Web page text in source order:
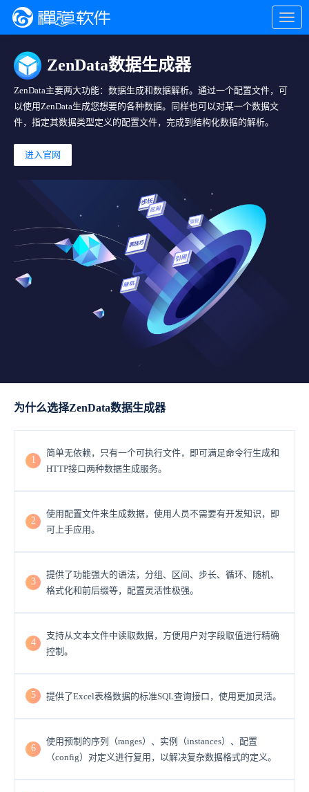
ZenData数据生成器
ZenData主要两大功能：数据生成和数据解析。通过一个配置文件，可
以使用ZenData生成您想要的各种数据。同样也可以对某一个数据文
件，指定其数据类型定义的配置文件，完成到结构化数据的解析。
进入官网
为什么选择ZenData数据生成器
1
简单无依赖，只有一个可执行文件，即可满足命令行生成和
HTTP接口两种数据生成服务。
2
使用配置文件来生成数据，使用人员不需要有开发知识，即
可上手应用。
3
提供了功能强大的语法，分组、区间、步长、循环、随机、
格式化和前后缀等，配置灵活性极强。
4
支持从文本文件中读取数据，方便用户对字段取值进行精确
控制。
5 提供了Excel表格数据的标准SQL查询接口，使用更加灵活。
6
使用预制的序列（ranges）、实例（instances）、配置
（config）对定义进行复用，以解决复杂数据格式的定义。